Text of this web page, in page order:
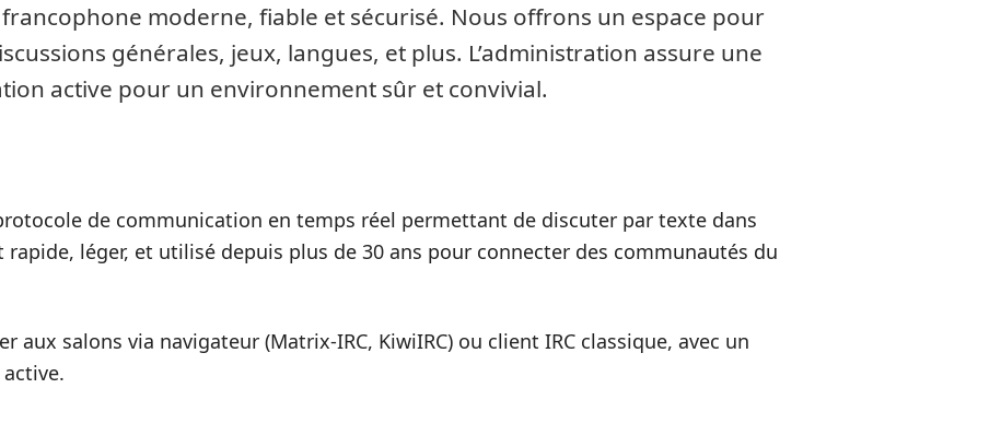
francophone moderne, fiable et sécurisé. Nous offrons un espace pour
générales, jeux, langues, et plus. L’administration assure une
active pour un environnement sûr et convivial.
protocole de communication en temps réel permettant de discuter par texte dans
léger, et utilisé depuis plus de 30 ans pour connecter des communautés du
aux salons via navigateur (Matrix-IRC, KiwiIRC) ou client IRC classique, avec un